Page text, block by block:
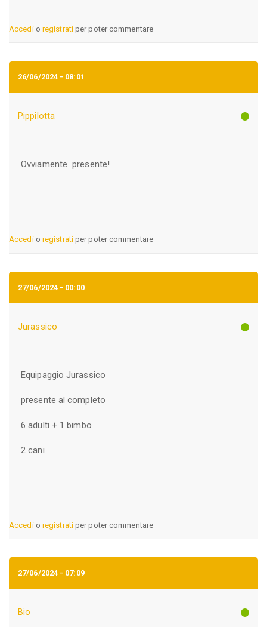
Accedio registratiper poter commentare
26/06/2024 - 08:01
Pippilotta
Ovviamente presente!
Accedio registratiper poter commentare
27/06/2024 - 00:00
Jurassico
Equipaggio Jurassico
presente al completo
6 adulti + 1 bimbo
2 cani
Accedio registratiper poter commentare
27/06/2024 - 07:09
Bio